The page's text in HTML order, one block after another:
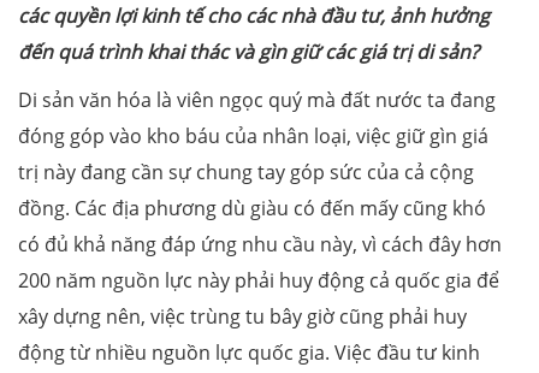
các quyền lợi kinh tế cho các nhà đầu tư, ảnh hưởng
đến quá trình khai thác và gìn giữ các giá trị di sản?
Di sản văn hóa là viên ngọc quý mà đất nước ta đang
đóng góp vào kho báu của nhân loại, việc giữ gìn giá
trị này đang cần sự chung tay góp sức của cả cộng
đồng. Các địa phương dù giàu có đến mấy cũng khó
có đủ khả năng đáp ứng nhu cầu này, vì cách đây hơn
200 năm nguồn lực này phải huy động cả quốc gia để
xây dựng nên, việc trùng tu bây giờ cũng phải huy
động từ nhiều nguồn lực quốc gia. Việc đầu tư kinh